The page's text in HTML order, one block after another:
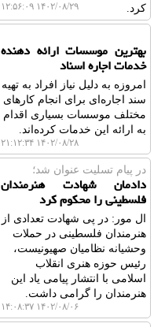
کرد. ۱۴۰۲/۰۸/۲۹ ۱۲:۵۶:۰۹
بهترین موسسات ارائه دهنده
خدمات اجاره اسناد
امروزه به دلیل نیاز افراد به تهیه
سند اجاره‌ای برای انجام کارهای
مختلف موسسات بسیاری اقدام
به ارائه این خدمات کرده‌اند.
۱۴۰۲/۰۸/۲۸ ۲۱:۱۲:۳۴
در پیام تسلیت عنوان شد؛
دادمان شهادت هنرمندان
فلسطینی را محکوم کرد
ال مور: در پی شهادت تعدادی از
هنرمندان فلسطینی در حملات
وحشیانه نظامیان صهیونیست،
رئیس حوزه هنری انقلاب
اسلامی با انتشار پیامی یاد این
هنرمندان را گرامی داشت.
۱۴۰۲/۰۸/۰۶ ۱۴:۰۸:۳۷